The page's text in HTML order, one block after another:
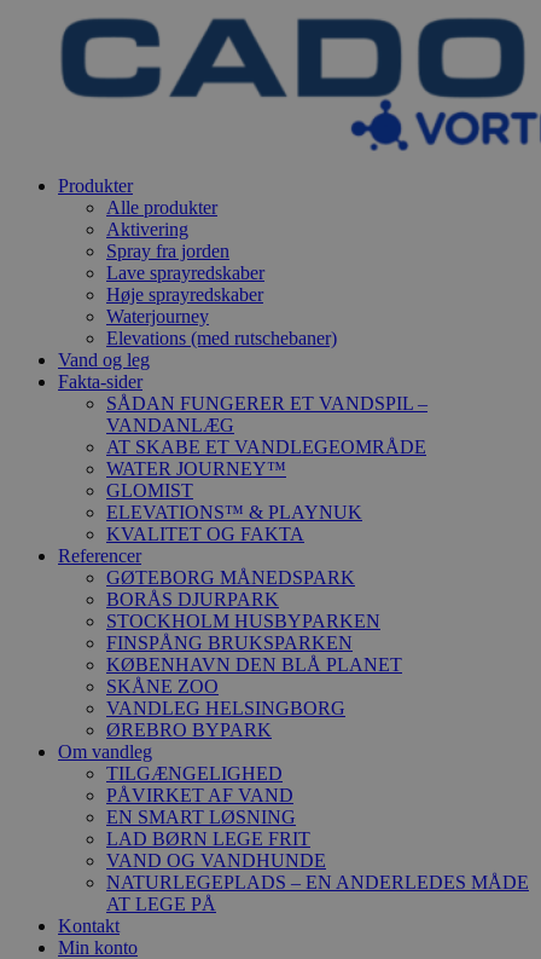
Produkter
Alle produkter
Aktivering
Spray fra jorden
Lave sprayredskaber
Høje sprayredskaber
Waterjourney
Elevations (med rutschebaner)
Vand og leg
Fakta-sider
SÅDAN FUNGERER ET VANDSPIL –
VANDANLÆG
AT SKABE ET VANDLEGEOMRÅDE
WATER JOURNEY™
GLOMIST
ELEVATIONS™ & PLAYNUK
KVALITET OG FAKTA
Referencer
GØTEBORG MÅNEDSPARK
BORÅS DJURPARK
STOCKHOLM HUSBYPARKEN
FINSPÅNG BRUKSPARKEN
KØBENHAVN DEN BLÅ PLANET
SKÅNE ZOO
VANDLEG HELSINGBORG
ØREBRO BYPARK
Om vandleg
TILGÆNGELIGHED
PÅVIRKET AF VAND
EN SMART LØSNING
LAD BØRN LEGE FRIT
VAND OG VANDHUNDE
NATURLEGEPLADS – EN ANDERLEDES MÅDE
AT LEGE PÅ
Kontakt
Min konto